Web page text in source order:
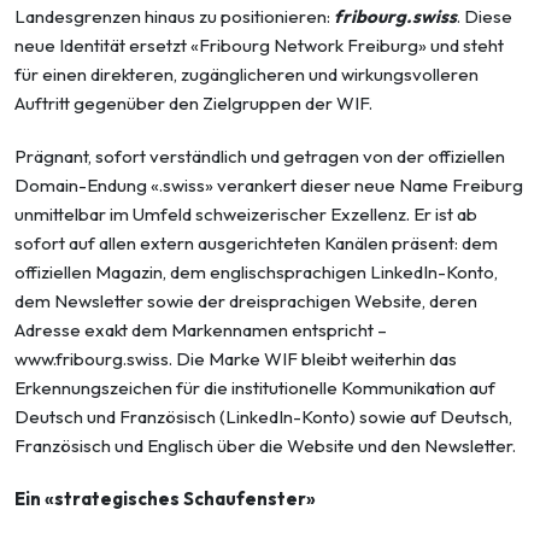
Landesgrenzen hinaus zu positionieren: fribourg.swiss. Diese
neue Identität ersetzt «Fribourg Network Freiburg» und steht
für einen direkteren, zugänglicheren und wirkungsvolleren
Auftritt gegenüber den Zielgruppen der WIF.
Prägnant, sofort verständlich und getragen von der offiziellen
Domain-Endung «.swiss» verankert dieser neue Name Freiburg
unmittelbar im Umfeld schweizerischer Exzellenz. Er ist ab
sofort auf allen extern ausgerichteten Kanälen präsent: dem
offiziellen Magazin, dem englischsprachigen LinkedIn-Konto,
dem Newsletter sowie der dreisprachigen Website, deren
Adresse exakt dem Markennamen entspricht –
www.fribourg.swiss. Die Marke WIF bleibt weiterhin das
Erkennungszeichen für die institutionelle Kommunikation auf
Deutsch und Französisch (LinkedIn-Konto) sowie auf Deutsch,
Französisch und Englisch über die Website und den Newsletter.
Ein «strategisches Schaufenster»